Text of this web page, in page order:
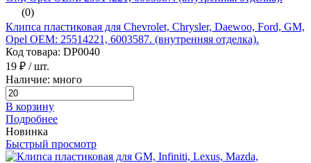
(0)
Клипса пластиковая для Chevrolet, Chrysler, Daewoo, Ford, GM,
Opel ОЕМ: 25514221, 6003587. (внутренняя отделка).
Код товара: DP0040
19 ₽ / шт.
Наличие: много
В корзину
Подробнее
Новинка
Быстрый просмотр